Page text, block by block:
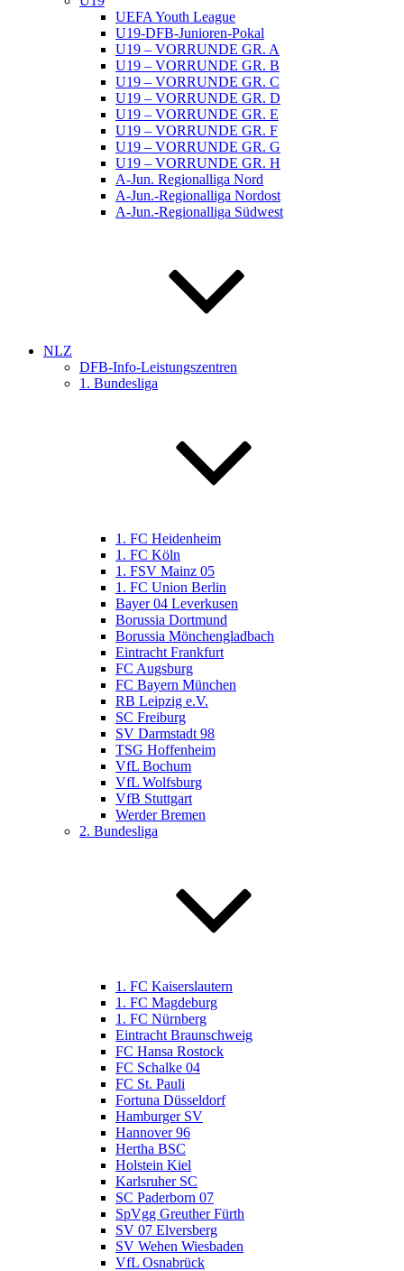
UEFA Youth League
U19-DFB-Junioren-Pokal
U19 – VORRUNDE GR. A
U19 – VORRUNDE GR. B
U19 – VORRUNDE GR. C
U19 – VORRUNDE GR. D
U19 – VORRUNDE GR. E
U19 – VORRUNDE GR. F
U19 – VORRUNDE GR. G
U19 – VORRUNDE GR. H
A-Jun. Regionalliga Nord
A-Jun.-Regionalliga Nordost
A-Jun.-Regionalliga Südwest
NLZ
DFB-Info-Leistungszentren
1. Bundesliga
1. FC Heidenheim
1. FC Köln
1. FSV Mainz 05
1. FC Union Berlin
Bayer 04 Leverkusen
Borussia Dortmund
Borussia Mönchengladbach
Eintracht Frankfurt
FC Augsburg
FC Bayern München
RB Leipzig e.V.
SC Freiburg
SV Darmstadt 98
TSG Hoffenheim
VfL Bochum
VfL Wolfsburg
VfB Stuttgart
Werder Bremen
2. Bundesliga
1. FC Kaiserslautern
1. FC Magdeburg
1. FC Nürnberg
Eintracht Braunschweig
FC Hansa Rostock
FC Schalke 04
FC St. Pauli
Fortuna Düsseldorf
Hamburger SV
Hannover 96
Hertha BSC
Holstein Kiel
Karlsruher SC
SC Paderborn 07
SpVgg Greuther Fürth
SV 07 Elversberg
SV Wehen Wiesbaden
VfL Osnabrück